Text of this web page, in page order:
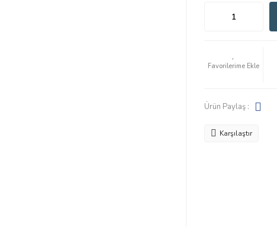
Ürün Paylaş :
Karşılaştır